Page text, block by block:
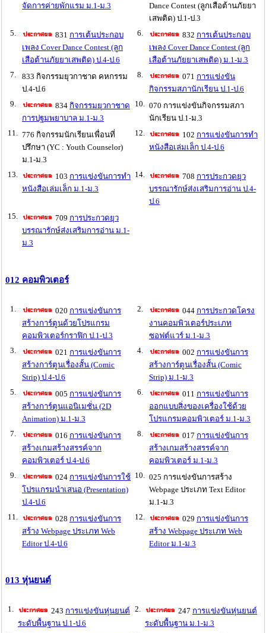
จัดการค่ายพักแรม ม.1-ม.3
Dance Contest (ลูกเสือต้านภัยยา
เสพติด) ป.1-ป.3
5.
831 การเต้นประกอบ
เพลง Cover Dance Contest (ลูก
เสือต้านภัยยาเสพติด) ป.4-ป.6
6. 832 การเต้นประกอบ
เพลง Cover Dance Contest (ลูก
เสือต้านภัยยาเสพติด) ม.1-ม.3
7.
833 กิจกรรมยุวกาชาด คหกรรม
ป.4-ป.6
8. 071 การแข่งขัน
กิจกรรมสภานักเรียน ป.1-ป.6
9.
834 กิจกรรมยุวกาชาด
การปฐมพยาบาล ม.1-ม.3
10.
070 การแข่งขันกิจกรรมสภา
นักเรียน ป.1-ม.3
11.
776 กิจกรรมนักเรียนเพื่อนที่
ปรึกษา (YC : Youth Counselor)
ม.1-ม.3
12. 102 การแข่งขันการทำ
หนังสือเล่มเล็ก ป.4-ป.6
13. 103 การแข่งขันการทำ
หนังสือเล่มเล็ก ม.1-ม.3
14. 708 การประกวดยุว
บรรณารักษ์ส่งเสริมการอ่าน ป.4-
ป.6
15.
709 การประกวดยุว
บรรณารักษ์ส่งเสริมการอ่าน ม.1-
ม.3
012 คอมพิวเตอร์
1. 020 การแข่งขันการ
สร้างการ์ตูนด้วยโปรแกรม
คอมพิวเตอร์กราฟิก ป.1-ป.3
2. 044 การประกวดโครง
งานคอมพิวเตอร์ประเภท
ซอฟต์แวร์ ม.1-ม.3
3.
021 การแข่งขันการ
สร้างการ์ตูนเรื่องสั้น (Comic
Strip) ป.4-ป.6
4. 002 การแข่งขันการ
สร้างการ์ตูนเรื่องสั้น (Comic
Strip) ม.1-ม.3
5.
005 การแข่งขันการ
สร้างการ์ตูนแอนิเมชั่น (2D
Animation) ม.1-ม.3
6. 011 การแข่งขันการ
ออกแบบสิ่งของเครื่องใช้ด้วย
โปรแกรมคอมพิวเตอร์ ม.1-ม.3
7.
016 การแข่งขันการ
สร้างเกมสร้างสรรค์จาก
คอมพิวเตอร์ ป.4-ป.6
8. 017 การแข่งขันการ
สร้างเกมสร้างสรรค์จาก
คอมพิวเตอร์ ม.1-ม.3
9.
024 การแข่งขันการใช้
โปรแกรมนำเสนอ (Presentation)
ป.4-ป.6
10.
025 การแข่งขันการสร้าง
Webpage ประเภท Text Editor
ม.1-ม.3
11.
028 การแข่งขันการ
สร้าง Webpage ประเภท Web
Editor ป.4-ป.6
12. 029 การแข่งขันการ
สร้าง Webpage ประเภท Web
Editor ม.1-ม.3
013 หุ่นยนต์
1. 243 การแข่งขันหุ่นยนต์
ระดับพื้นฐาน ป.1-ป.6
2. 247 การแข่งขันหุ่นยนต์
ระดับพื้นฐาน ม.1-ม.3